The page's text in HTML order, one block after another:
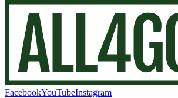
FacebookYouTubeInstagram